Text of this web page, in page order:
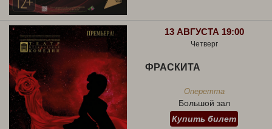
13 АВГУСТА 19:00
Четверг
ФРАСКИТА
Оперетта
Большой зал
Купить билет